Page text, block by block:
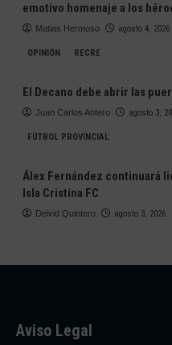
emotivo homenaje a los
Matias Hermoso agosto 4, 2026
OPINIÓN RECRE
El Decano debe abrir las
Juan Carlos Antero agosto 3,
FÚTBOL PROVINCIAL
Álex Fernández continuará
Isla Cristina FC
Deivid Quintero agosto 3, 2026
Aviso Legal